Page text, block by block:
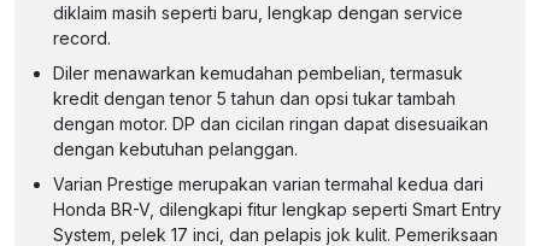
diklaim masih seperti baru, lengkap dengan service
record.
Diler menawarkan kemudahan pembelian, termasuk
kredit dengan tenor 5 tahun dan opsi tukar tambah
dengan motor. DP dan cicilan ringan dapat disesuaikan
dengan kebutuhan pelanggan.
Varian Prestige merupakan varian termahal kedua dari
Honda BR-V, dilengkapi fitur lengkap seperti Smart Entry
System, pelek 17 inci, dan pelapis jok kulit. Pemeriksaan